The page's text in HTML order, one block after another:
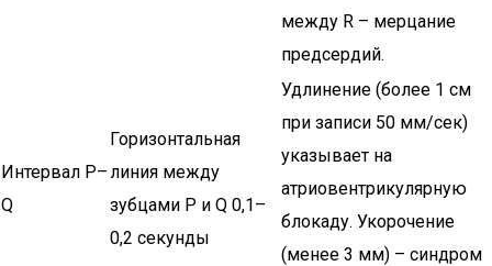
между R – мерцание
предсердий.
Интервал Р–
Q
Горизонтальная
линия между
зубцами Р и Q 0,1–
0,2 секунды
Удлинение (более 1 см
при записи 50 мм/сек)
указывает на
атриовентрикулярную
блокаду. Укорочение
(менее 3 мм) – синдром